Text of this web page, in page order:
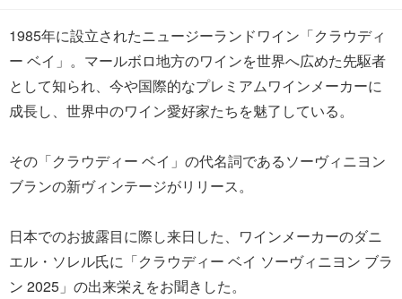
1985年に設立されたニュージーランドワイン「クラウディ
ー ベイ」。マールボロ地方のワインを世界へ広めた先駆者
として知られ、今や国際的なプレミアムワインメーカーに
成長し、世界中のワイン愛好家たちを魅了している。
その「クラウディー ベイ」の代名詞であるソーヴィニヨン
ブランの新ヴィンテージがリリース。
日本でのお披露目に際し来日した、ワインメーカーのダニ
エル・ソレル氏に「クラウディー ベイ ソーヴィニヨン ブラ
ン 2025」の出来栄えをお聞きした。